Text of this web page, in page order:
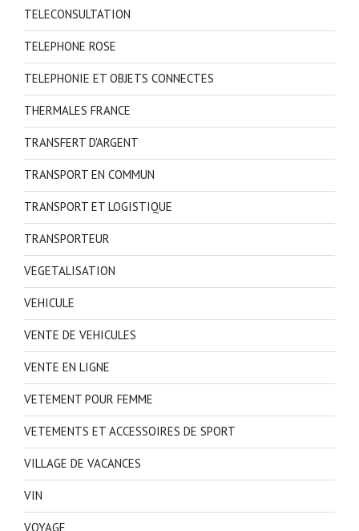
TELECONSULTATION
TELEPHONE ROSE
TELEPHONIE ET OBJETS CONNECTES
THERMALES FRANCE
TRANSFERT D'ARGENT
TRANSPORT EN COMMUN
TRANSPORT ET LOGISTIQUE
TRANSPORTEUR
VEGETALISATION
VEHICULE
VENTE DE VEHICULES
VENTE EN LIGNE
VETEMENT POUR FEMME
VETEMENTS ET ACCESSOIRES DE SPORT
VILLAGE DE VACANCES
VIN
VOYAGE